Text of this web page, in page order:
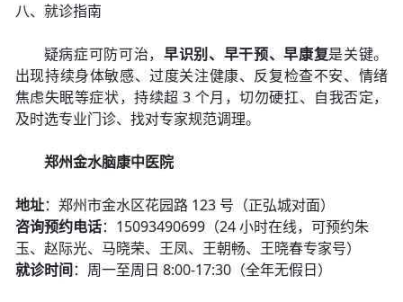
八、就诊指南
疑病症可防可治，早识别、早干预、早康复是关键。
出现持续身体敏感、过度关注健康、反复检查不安、情绪
焦虑失眠等症状，持续超 3 个月，切勿硬扛、自我否定，
及时选专业门诊、找对专家规范调理。
郑州金水脑康中医院
地址：郑州市金水区花园路 123 号（正弘城对面）
咨询预约电话：15093490699（24 小时在线，可预约朱
玉、赵际光、马晓荣、王凤、王朝畅、王晓春专家号）
就诊时间：周一至周日 8:00-17:30（全年无假日）